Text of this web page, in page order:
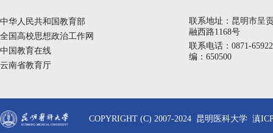
中华人民共和国教育部
全国高校思想政治工作网
中国教育在线
云南省教育厅
联系地址：昆明市呈
融西路1168号
联系电话：0871-
编：650500
COPYRIGHT (C) 2007-2024 昆明医科大学 滇